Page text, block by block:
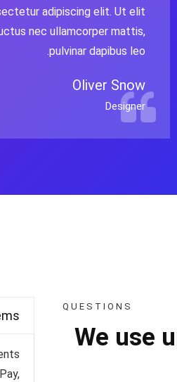
adipiscing elit. Ut elit
nec ullamcorper mattis,
pulvinar dapibus leo.
Oliver Snow
Designer
QUESTIONS
We use